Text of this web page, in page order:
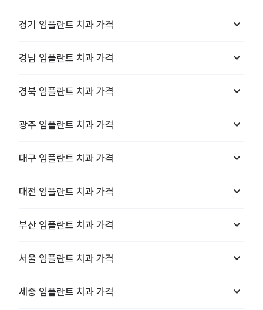
경기 임플란트 치과 가격 keyboard_arrow_down
경남 임플란트 치과 가격 keyboard_arrow_down
경북 임플란트 치과 가격 keyboard_arrow_down
광주 임플란트 치과 가격 keyboard_arrow_down
대구 임플란트 치과 가격 keyboard_arrow_down
대전 임플란트 치과 가격 keyboard_arrow_down
부산 임플란트 치과 가격 keyboard_arrow_down
서울 임플란트 치과 가격 keyboard_arrow_down
세종 임플란트 치과 가격 keyboard_arrow_down